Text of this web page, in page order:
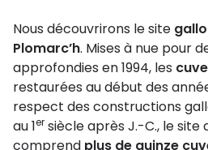
Nous découvrirons le site
Plomarc’h. Mises à nue pour
approfondies en 1994, les
restaurées au début des
respect des constructions
au 1er siècle après J.-C., le site
comprend plus de quinze